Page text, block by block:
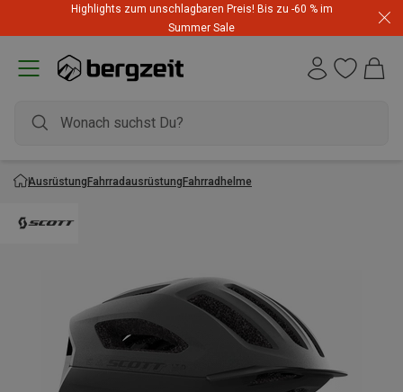
Highlights zum unschlagbaren Preis! Bis zu -60 % im
Summer Sale
AusrüstungFahrradausrüstungFahrradhelme